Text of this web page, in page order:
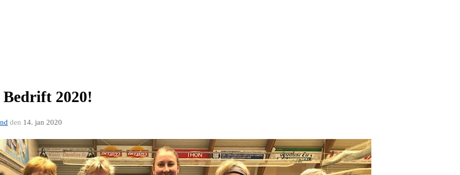
2020!
den 14. jan 2020